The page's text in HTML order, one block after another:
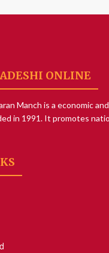
ONLINE
Manch is a economic
in 1991. It promotes